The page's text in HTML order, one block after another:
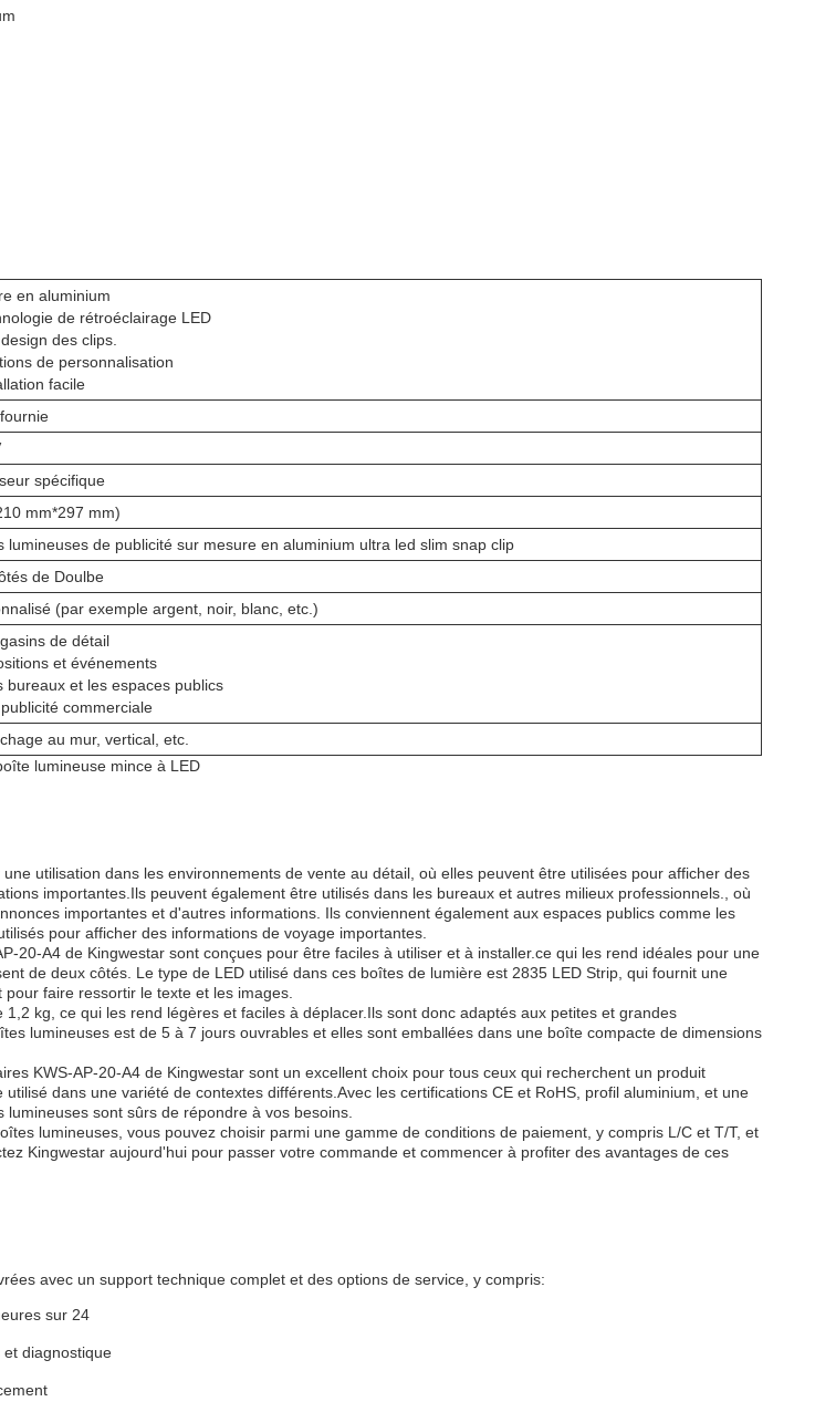
en aluminium
de rétroéclairage LED
des clips.
de personnalisation
facile
spécifique
mm*297 mm)
lumineuses de publicité sur mesure en aluminium ultra led slim snap clip
de Doulbe
(par exemple argent, noir, blanc, etc.)
de détail
et événements
bureaux et les espaces publics
commerciale
au mur, vertical, etc.
lumineuse mince à LED
utilisation dans les environnements de vente au détail, où elles peuvent être utilisées pour afficher des
importantes.Ils peuvent également être utilisés dans les bureaux et autres milieux professionnels., où
importantes et d'autres informations. Ils conviennent également aux espaces publics comme les
pour afficher des informations de voyage importantes.
20-A4 de Kingwestar sont conçues pour être faciles à utiliser et à installer.ce qui les rend idéales pour une
de deux côtés. Le type de LED utilisé dans ces boîtes de lumière est 2835 LED Strip, qui fournit une
faire ressortir le texte et les images.
kg, ce qui les rend légères et faciles à déplacer.Ils sont donc adaptés aux petites et grandes
lumineuses est de 5 à 7 jours ouvrables et elles sont emballées dans une boîte compacte de dimensions
KWS-AP-20-A4 de Kingwestar sont un excellent choix pour tous ceux qui recherchent un produit
dans une variété de contextes différents.Avec les certifications CE et RoHS, profil aluminium, et une
sont sûrs de répondre à vos besoins.
lumineuses, vous pouvez choisir parmi une gamme de conditions de paiement, y compris L/C et T/T, et
Kingwestar aujourd'hui pour passer votre commande et commencer à profiter des avantages de ces
avec un support technique complet et des options de service, y compris:
sur 24
diagnostique